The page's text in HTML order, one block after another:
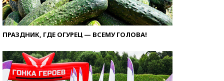
ПРАЗДНИК, ГДЕ ОГУРЕЦ — ВСЕМУ ГОЛОВА!